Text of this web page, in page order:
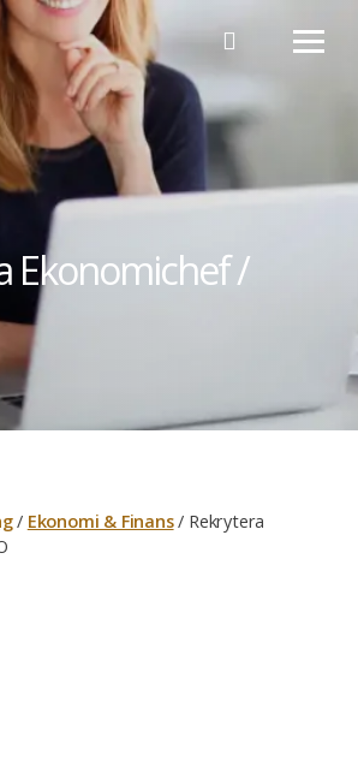
Ekonomichef /
/ Ekonomi & Finans/ Rekrytera